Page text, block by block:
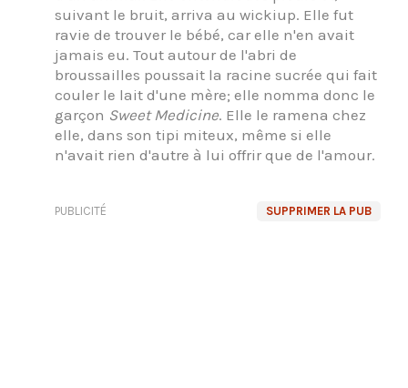
suivant le bruit, arriva au wickiup. Elle fut
ravie de trouver le bébé, car elle n'en avait
jamais eu. Tout autour de l'abri de
broussailles poussait la racine sucrée qui fait
couler le lait d'une mère; elle nomma donc le
garçon Sweet Medicine. Elle le ramena chez
elle, dans son tipi miteux, même si elle
n'avait rien d'autre à lui offrir que de l'amour.
SUPPRIMER LA PUB
PUBLICITÉ